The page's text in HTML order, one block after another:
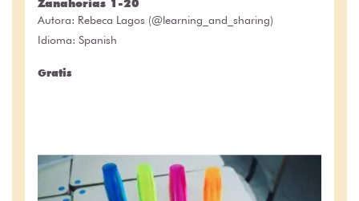
Zanahorias 1-20
Autora: Rebeca Lagos (@learning_and_sharing)
Idioma: Spanish
Gratis